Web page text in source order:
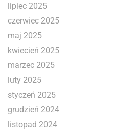
lipiec 2025
czerwiec 2025
maj 2025
kwiecień 2025
marzec 2025
luty 2025
styczeń 2025
grudzień 2024
listopad 2024